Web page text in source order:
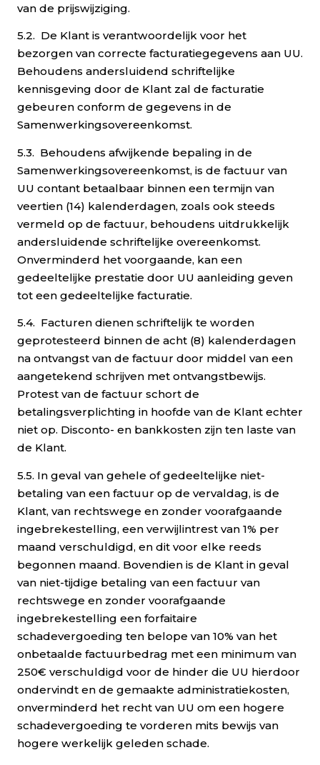
van de prijswijziging.
5.2. De Klant is verantwoordelijk voor het
bezorgen van correcte facturatiegegevens aan UU.
Behoudens andersluidend schriftelijke
kennisgeving door de Klant zal de facturatie
gebeuren conform de gegevens in de
Samenwerkingsovereenkomst.
5.3. Behoudens afwijkende bepaling in de
Samenwerkingsovereenkomst, is de factuur van
UU contant betaalbaar binnen een termijn van
veertien (14) kalenderdagen, zoals ook steeds
vermeld op de factuur, behoudens uitdrukkelijk
andersluidende schriftelijke overeenkomst.
Onverminderd het voorgaande, kan een
gedeeltelijke prestatie door UU aanleiding geven
tot een gedeeltelijke facturatie.
5.4. Facturen dienen schriftelijk te worden
geprotesteerd binnen de acht (8) kalenderdagen
na ontvangst van de factuur door middel van een
aangetekend schrijven met ontvangstbewijs.
Protest van de factuur schort de
betalingsverplichting in hoofde van de Klant echter
niet op. Disconto- en bankkosten zijn ten laste van
de Klant.
5.5. In geval van gehele of gedeeltelijke niet-
betaling van een factuur op de vervaldag, is de
Klant, van rechtswege en zonder voorafgaande
ingebrekestelling, een verwijlintrest van 1% per
maand verschuldigd, en dit voor elke reeds
begonnen maand. Bovendien is de Klant in geval
van niet-tijdige betaling van een factuur van
rechtswege en zonder voorafgaande
ingebrekestelling een forfaitaire
schadevergoeding ten belope van 10% van het
onbetaalde factuurbedrag met een minimum van
250€ verschuldigd voor de hinder die UU hierdoor
ondervindt en de gemaakte administratiekosten,
onverminderd het recht van UU om een hogere
schadevergoeding te vorderen mits bewijs van
hogere werkelijk geleden schade.